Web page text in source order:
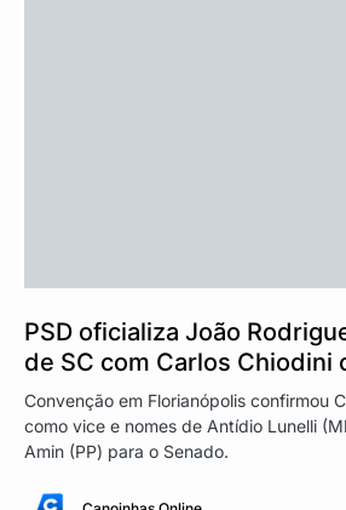
PSD oficializa João
de SC com Carlos Chiodini
Convenção em Florianópolis confirmou
como vice e nomes de Antídio Lunelli
Amin (PP) para o Senado.